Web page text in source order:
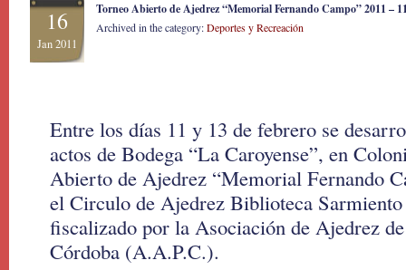
16
Jan 2011
Torneo Abierto de Ajedrez “Memorial Fernando Campo” 2011 –
Archived in the category:Deportes y Recreación
Entre los días 11 y 13 de febrero se
actos de Bodega “La Caroyense”, en
Abierto de Ajedrez “Memorial Fernando
el Circulo de Ajedrez Biblioteca
fiscalizado por la Asociación de Ajedrez
Córdoba (A.A.P.C.).